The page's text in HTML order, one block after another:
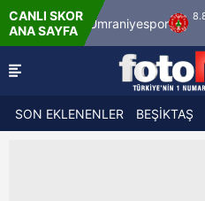
CANLI SKOR
ANA SAYFA
Ümraniyespor
8.8.2026 - Cum
19:00
SON EKLENENLER BEŞİKTAŞ